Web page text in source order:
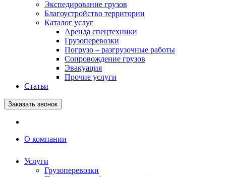
Экспедирование грузов
Благоустройство территории
Каталог услуг
Аренда спецтехники
Грузоперевозки
Погрузо – разгрузочные работы
Сопровождение грузов
Эвакуация
Прочие услуги
Статьи
Заказать звонок
О компании
Услуги
Грузоперевозки